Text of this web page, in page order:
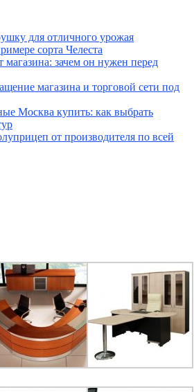
для отличного урожая
сорта Челеста
магазина: зачем он нужен перед
магазина и торговой сети под
Москва купить: как выбрать
от производителя по всей